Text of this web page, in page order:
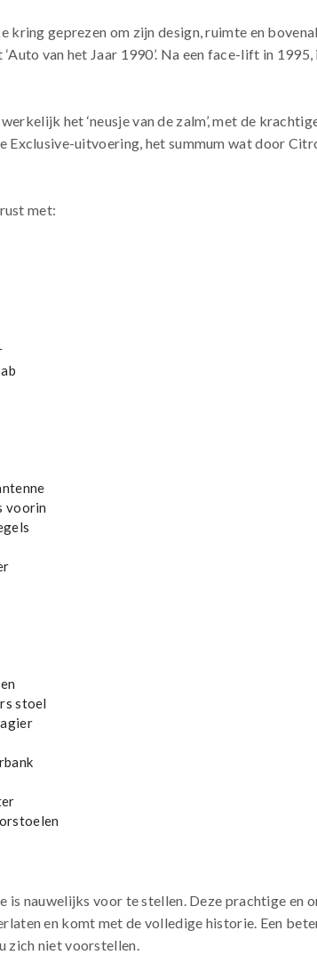
kring geprezen om zijn design, ruimte en
van het Jaar 1990’. Na een face-lift in
het ‘neusje van de zalm’, met de
Exclusive-uitvoering, het summum wat door
met:
voorin
stoel
is nauwelijks voor te stellen. Deze prachtige en
en komt met de volledige historie. Een
zich niet voorstellen.